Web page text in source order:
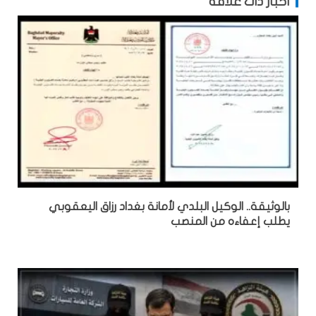
بالوثيقة.. الوكيل البلدي لأمانة بغداد رزاق اليعقوبي
يطلب إعفاءه من المنصب